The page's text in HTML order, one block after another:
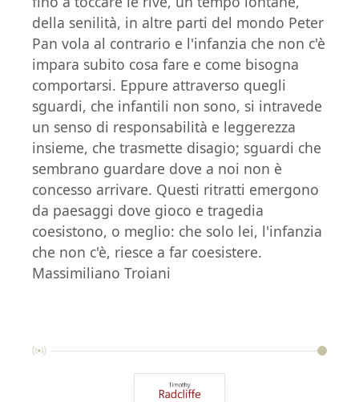
della senilità, in altre parti del mondo Peter
Pan vola al contrario e l'infanzia che non c'è
impara subito cosa fare e come bisogna
comportarsi. Eppure attraverso quegli
sguardi, che infantili non sono, si intravede
un senso di responsabilità e leggerezza
insieme, che trasmette disagio; sguardi che
sembrano guardare dove a noi non è
concesso arrivare. Questi ritratti emergono
da paesaggi dove gioco e tragedia
coesistono, o meglio: che solo lei, l'infanzia
che non c'è, riesce a far coesistere.
Massimiliano Troiani